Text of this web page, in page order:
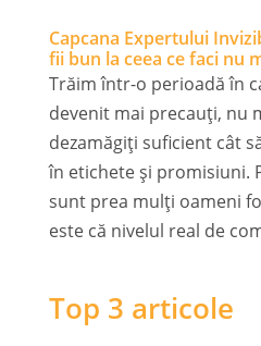
Capcana Expertului
fii bun la ceea ce faci nu
Trăim într-o perioadă în
devenit mai precauți, nu
dezamăgiți suficient cât
în etichete și promisiuni.
sunt prea mulți oameni
este că nivelul real de
Top 3 articole